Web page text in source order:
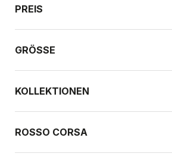
PREIS
GRÖSSE
KOLLEKTIONEN
ROSSO CORSA